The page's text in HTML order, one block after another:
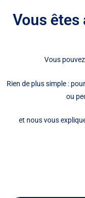
Vous êtes
Vous
Rien de plus simple :
ou
et nous vous